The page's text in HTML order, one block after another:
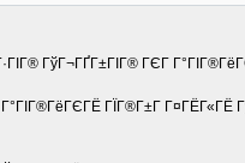
ГўГ¬ГҐГ±ГІГ® ГЄГ
ГЇГ®Г±Г